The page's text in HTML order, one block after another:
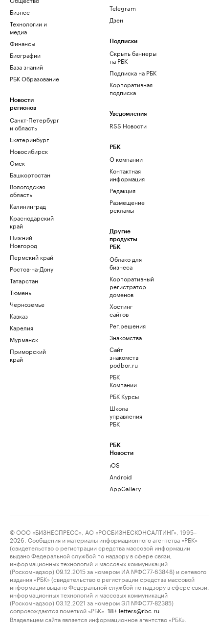
Бизнес
Технологии и
медиа
Финансы
Биографии
База знаний
РБК Образование
Новости
регионов
Санкт-Петербург
и область
Екатеринбург
Новосибирск
Омск
Башкортостан
Вологодская
область
Калининград
Краснодарский
край
Нижний
Новгород
Пермский край
Ростов-на-Дону
Татарстан
Тюмень
Черноземье
Кавказ
Карелия
Мурманск
Приморский
край
Telegram
Дзен
Подписки
Скрыть баннеры
на РБК
Подписка на РБК
Корпоративная
подписка
Уведомления
RSS Новости
РБК
О компании
Контактная
информация
Редакция
Размещение
рекламы
Другие
продукты
РБК
Облако для
бизнеса
Корпоративный
регистратор
доменов
Хостинг
сайтов
Рег.решения
Знакомства
Сайт
знакомств
podbor.ru
РБК
Компании
РБК Курсы
Школа
управления
РБК
РБК
Новости
iOS
Android
AppGallery
© ООО «БИЗНЕСПРЕСС», АО «РОСБИЗНЕСКОНСАЛТИНГ», 1995–
2026. Сообщения и материалы информационного агентства «РБК»
(свидетельство о регистрации средства массовой информации
выдано Федеральной службой по надзору в сфере связи,
информационных технологий и массовых коммуникаций
(Роскомнадзор) 09.12.2015 за номером ИА №ФС77-63848) и сетевого
издания «РБК» (свидетельство о регистрации средства массовой
информации выдано Федеральной службой по надзору в сфере связи,
информационных технологий и массовых коммуникаций
(Роскомнадзор) 03.12.2021 за номером ЭЛ №ФС77-82385)
сопровождаются пометкой «РБК».
18+ letters@rbc.ru
Владельцем сайта является информационное агентство «РБК».